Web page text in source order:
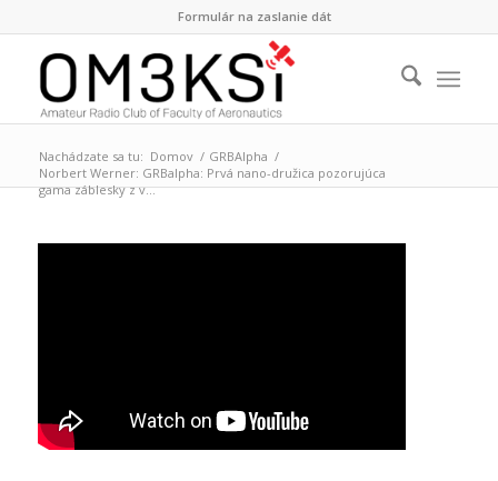
Formulár na zaslanie dát
Nachádzate sa tu: Domov / GRBAlpha /
Norbert Werner: GRBalpha: Prvá nano-družica pozorujúca
gama záblesky z v...